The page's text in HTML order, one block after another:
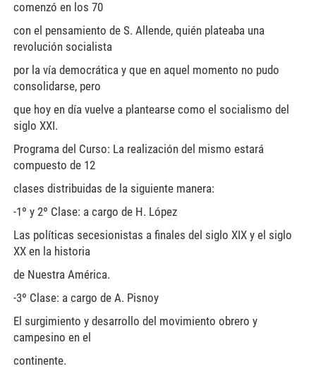
comenzó en los 70
con el pensamiento de S. Allende, quién plateaba una
revolución socialista
por la vía democrática y que en aquel momento no pudo
consolidarse, pero
que hoy en día vuelve a plantearse como el socialismo del
siglo XXI.
Programa del Curso: La realización del mismo estará
compuesto de 12
clases distribuidas de la siguiente manera:
-1º y 2º Clase: a cargo de H. López
Las políticas secesionistas a finales del siglo XIX y el siglo
XX en la historia
de Nuestra América.
-3º Clase: a cargo de A. Pisnoy
El surgimiento y desarrollo del movimiento obrero y
campesino en el
continente.